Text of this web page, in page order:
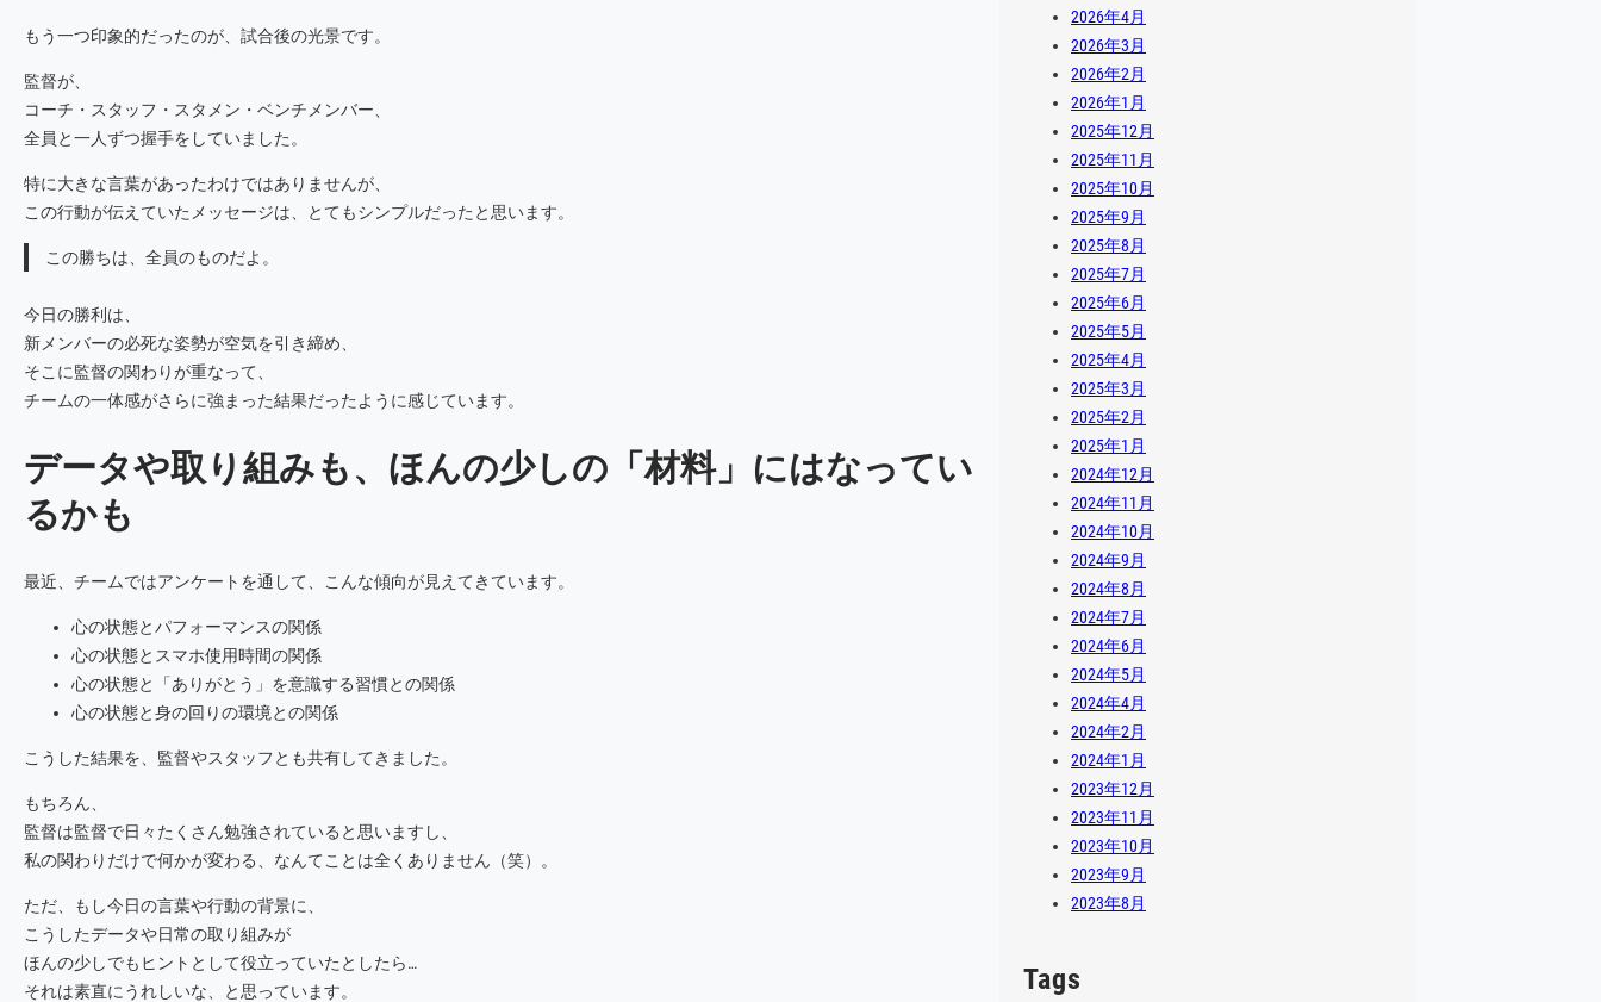
もう一つ印象的だったのが、試合後の光景です。
監督が、
コーチ・スタッフ・スタメン・ベンチメンバー、
全員と一人ずつ握手をしていました。
特に大きな言葉があったわけではありませんが、
この行動が伝えていたメッセージは、とてもシンプルだったと思います。
この勝ちは、全員のものだよ。
今日の勝利は、
新メンバーの必死な姿勢が空気を引き締め、
そこに監督の関わりが重なって、
チームの一体感がさらに強まった結果だったように感じています。
データや取り組みも、ほんの少しの「材料」にはなってい
るかも
最近、チームではアンケートを通して、こんな傾向が見えてきています。
心の状態とパフォーマンスの関係
心の状態とスマホ使用時間の関係
心の状態と「ありがとう」を意識する習慣との関係
心の状態と身の回りの環境との関係
こうした結果を、監督やスタッフとも共有してきました。
もちろん、
監督は監督で日々たくさん勉強されていると思いますし、
私の関わりだけで何かが変わる、なんてことは全くありません（笑）。
ただ、もし今日の言葉や行動の背景に、
こうしたデータや日常の取り組みが
ほんの少しでもヒントとして役立っていたとしたら…
それは素直にうれしいな、と思っています。
2026年4月
2026年3月
2026年2月
2026年1月
2025年12月
2025年11月
2025年10月
2025年9月
2025年8月
2025年7月
2025年6月
2025年5月
2025年4月
2025年3月
2025年2月
2025年1月
2024年12月
2024年11月
2024年10月
2024年9月
2024年8月
2024年7月
2024年6月
2024年5月
2024年4月
2024年2月
2024年1月
2023年12月
2023年11月
2023年10月
2023年9月
2023年8月
Tags